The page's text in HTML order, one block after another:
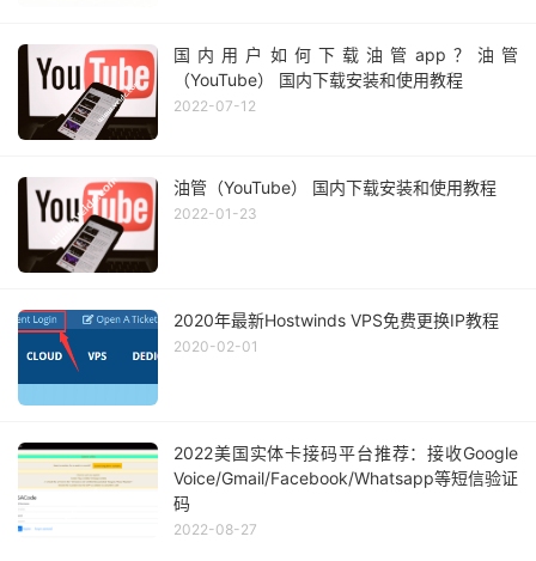
国内用户如何下载油管app？油管
（YouTube） 国内下载安装和使用教程
2022-07-12
油管（YouTube） 国内下载安装和使用教程
2022-01-23
2020年最新Hostwinds VPS免费更换IP教程
2020-02-01
2022美国实体卡接码平台推荐：接收Google
Voice/Gmail/Facebook/Whatsapp等短信验证
码
2022-08-27